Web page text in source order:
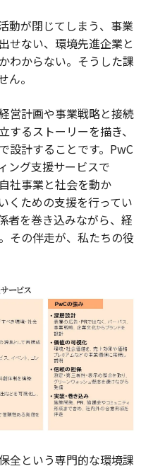
動が閉じてしまう、事業
せない、環境先進企業と
わからない。そうした課
。
営計画や事業戦略と接続
するストーリーを描き、
設計することです。PwC
ング支援サービスで
社事業と社会を動か
くための支援を行ってい
者を巻き込みながら、経
その伴走が、私たちの役
全という専門的な環境課